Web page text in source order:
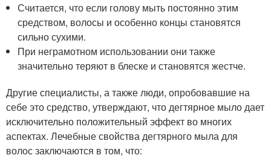
Считается, что если голову мыть постоянно этим
средством, волосы и особенно концы становятся
сильно сухими.
При неграмотном использовании они также
значительно теряют в блеске и становятся жестче.
Другие специалисты, а также люди, опробовавшие на
себе это средство, утверждают, что дегтярное мыло дает
исключительно положительный эффект во многих
аспектах. Лечебные свойства дегтярного мыла для
волос заключаются в том, что: